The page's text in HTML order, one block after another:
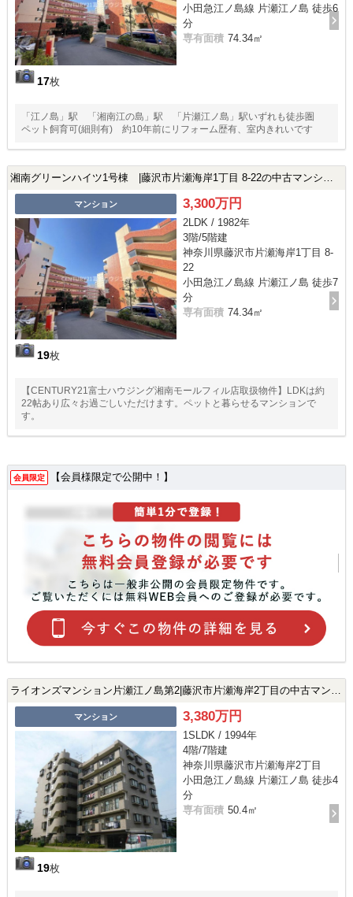
17枚
小田急江ノ島線 片瀬江ノ島 徒歩6
分
専有面積 74.34㎡
「江ノ島」駅 「湘南江の島」駅 「片瀬江ノ島」駅いずれも徒歩圏
ペット飼育可(細則有) 約10年前にリフォーム歴有、室内きれいです
湘南グリーンハイツ1号棟 |藤沢市片瀬海岸1丁目 8-22の中古マンション
マンション
19枚
3,300万円
2LDK / 1982年
3階/5階建
神奈川県藤沢市片瀬海岸1丁目 8-
22
小田急江ノ島線 片瀬江ノ島 徒歩7
分
専有面積 74.34㎡
【CENTURY21富士ハウジング湘南モールフィル店取扱物件】LDKは約
22帖あり広々お過ごしいただけます。ペットと暮らせるマンションで
す。
会員限定 【会員様限定で公開中！】
ライオンズマンション片瀬江ノ島第2|藤沢市片瀬海岸2丁目の中古マンション
マンション
19枚
3,380万円
1SLDK / 1994年
4階/7階建
神奈川県藤沢市片瀬海岸2丁目
小田急江ノ島線 片瀬江ノ島 徒歩4
分
専有面積 50.4㎡